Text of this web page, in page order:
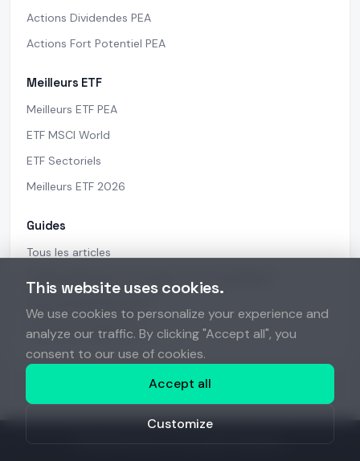
Actions Dividendes PEA
Actions Fort Potentiel PEA
Meilleurs ETF
Meilleurs ETF PEA
ETF MSCI World
ETF Sectoriels
Meilleurs ETF 2026
Guides
Tous les articles
Toutes nos sélections
This website uses cookies.
We use cookies to personalize your experience and
analyze our traffic. By clicking "Accept all", you
consent to our use of cookies.
Accept all
Customize